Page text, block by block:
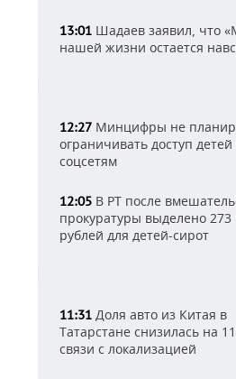
13:01 Шадаев заявил, что
нашей жизни остается
12:27 Минцифры не
ограничивать доступ детей
соцсетям
12:05 В РТ после
прокуратуры выделено 273
рублей для детей-сирот
11:31 Доля авто из Китая в
Татарстане снизилась на
связи с локализацией